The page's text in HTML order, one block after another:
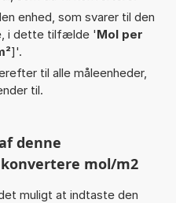
enhed, som svarer til den
i dette tilfælde 'Mol per
]'.
til alle måleenheder,
til.
denne
mol/m2
muligt at indtaste den